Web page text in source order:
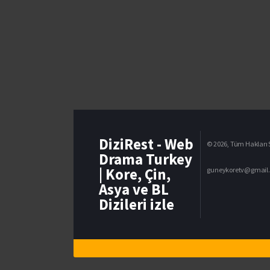
DiziRest - Web
Drama Turkey
| Kore, Çin,
Asya ve BL
Dizileri izle
© 2026, Tüm Hakları